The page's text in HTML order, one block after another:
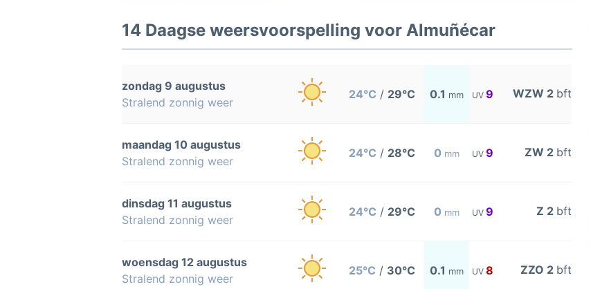
14 Daagse weersvoorspelling voor Almuñécar
zondag 9 augustus
Stralend zonnig weer
24°C / 29°C 0.1 mm UV 9 WZW 2 bft
maandag 10 augustus
Stralend zonnig weer
24°C / 28°C 0 mm UV 9 ZW 2 bft
dinsdag 11 augustus
Stralend zonnig weer
24°C / 29°C 0 mm UV 9 Z 2 bft
woensdag 12 augustus
Stralend zonnig weer
25°C / 30°C 0.1 mm UV 8 ZZO 2 bft